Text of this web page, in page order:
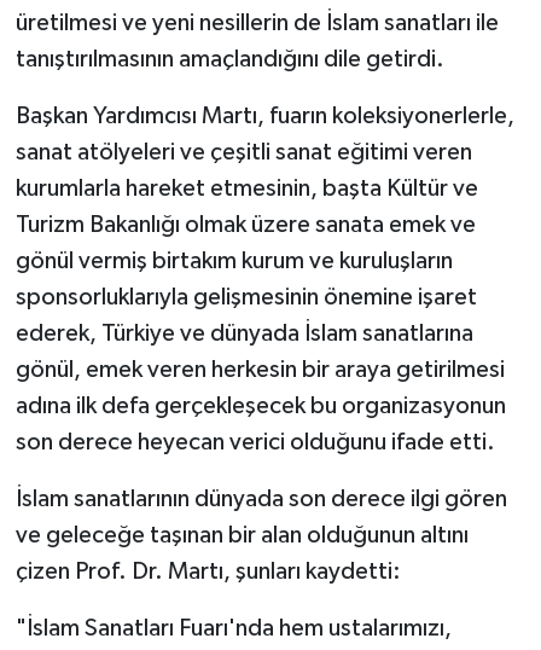
üretilmesi ve yeni nesillerin de İslam sanatları ile
tanıştırılmasının amaçlandığını dile getirdi.
Başkan Yardımcısı Martı, fuarın koleksiyonerlerle,
sanat atölyeleri ve çeşitli sanat eğitimi veren
kurumlarla hareket etmesinin, başta Kültür ve
Turizm Bakanlığı olmak üzere sanata emek ve
gönül vermiş birtakım kurum ve kuruluşların
sponsorluklarıyla gelişmesinin önemine işaret
ederek, Türkiye ve dünyada İslam sanatlarına
gönül, emek veren herkesin bir araya getirilmesi
adına ilk defa gerçekleşecek bu organizasyonun
son derece heyecan verici olduğunu ifade etti.
İslam sanatlarının dünyada son derece ilgi gören
ve geleceğe taşınan bir alan olduğunun altını
çizen Prof. Dr. Martı, şunları kaydetti:
"İslam Sanatları Fuarı'nda hem ustalarımızı,
Elazığ Müftülüğü
Erzurum Müftülüğü
Gaziantep Müftülüğü
Giresun Müftülüğü
Hakkari Müftülüğü
Hatay Müftülüğü
Iğdır Müftülüğü
Isparta Müftülüğü